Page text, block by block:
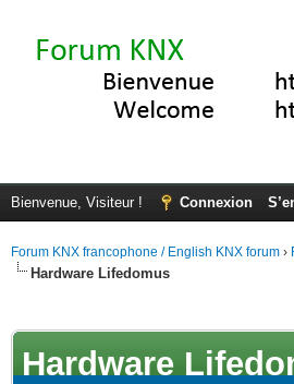
Bienvenue, Visiteur ! Connexion
Forum KNX francophone / English KNX forum ›
Hardware Lifedomus
Hardware